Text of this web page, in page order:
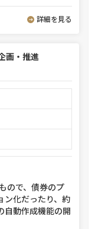
詳細を見る
画・推進
ので、債券のプ
ン化だったり、約
自動作成機能の開